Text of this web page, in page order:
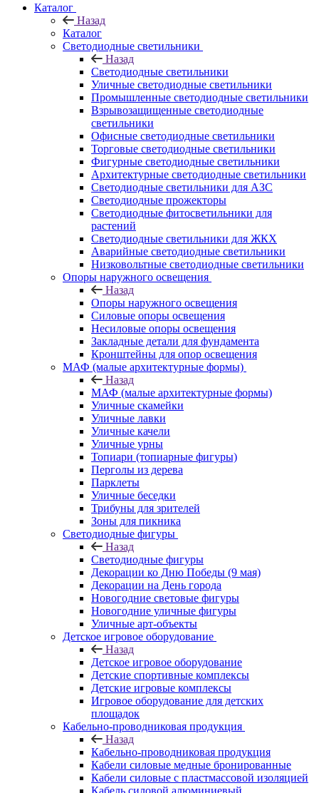
Каталог
Назад
Каталог
Светодиодные светильники
Назад
Светодиодные светильники
Уличные светодиодные светильники
Промышленные светодиодные светильники
Взрывозащищенные светодиодные
светильники
Офисные светодиодные светильники
Торговые светодиодные светильники
Фигурные светодиодные светильники
Архитектурные светодиодные светильники
Светодиодные светильники для АЗС
Светодиодные прожекторы
Светодиодные фитосветильники для
растений
Светодиодные светильники для ЖКХ
Аварийные светодиодные светильники
Низковольтные светодиодные светильники
Опоры наружного освещения
Назад
Опоры наружного освещения
Силовые опоры освещения
Несиловые опоры освещения
Закладные детали для фундамента
Кронштейны для опор освещения
МАФ (малые архитектурные формы)
Назад
МАФ (малые архитектурные формы)
Уличные скамейки
Уличные лавки
Уличные качели
Уличные урны
Топиари (топиарные фигуры)
Перголы из дерева
Парклеты
Уличные беседки
Трибуны для зрителей
Зоны для пикника
Светодиодные фигуры
Назад
Светодиодные фигуры
Декорации ко Дню Победы (9 мая)
Декорации на День города
Новогодние световые фигуры
Новогодние уличные фигуры
Уличные арт-объекты
Детское игровое оборудование
Назад
Детское игровое оборудование
Детские спортивные комплексы
Детские игровые комплексы
Игровое оборудование для детских
площадок
Кабельно-проводниковая продукция
Назад
Кабельно-проводниковая продукция
Кабели силовые медные бронированные
Кабели силовые с пластмассовой изоляцией
Кабель силовой алюминиевый